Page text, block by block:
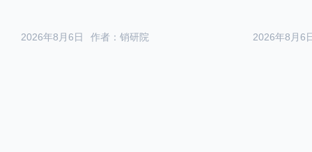
作者：销研院
2026年8月6日 2026年8月6